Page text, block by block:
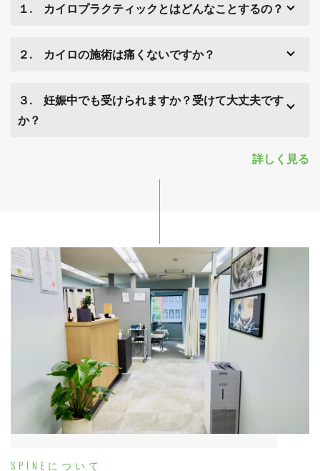
１. カイロプラクティックとはどんなことするの？
２. カイロの施術は痛くないですか？
３. 妊娠中でも受けられますか？受けて大丈夫です
か？
詳しく見る
SPINEについて